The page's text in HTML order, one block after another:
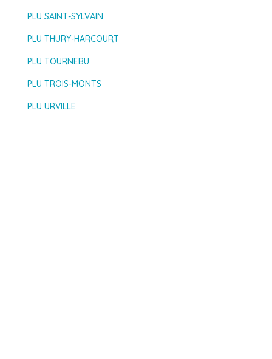
PLU SAINT-SYLVAIN
PLU THURY-HARCOURT
PLU TOURNEBU
PLU TROIS-MONTS
PLU URVILLE